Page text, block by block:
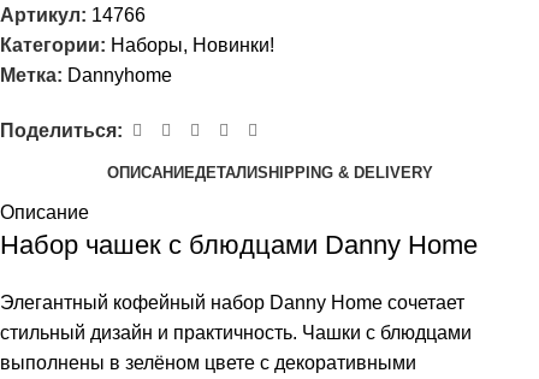
Артикул: 14766
Категории: Наборы, Новинки!
Метка: Dannyhome
Поделиться:
ОПИСАНИЕДЕТАЛИSHIPPING & DELIVERY
Описание
Набор чашек с блюдцами Danny Home
Элегантный кофейный набор Danny Home сочетает
стильный дизайн и практичность. Чашки с блюдцами
выполнены в зелёном цвете с декоративными